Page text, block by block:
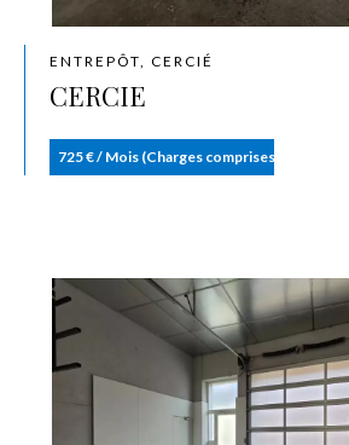
ENTREPÔT, CERCIÉ
CERCIE
725 € / Mois (Charges comprises)